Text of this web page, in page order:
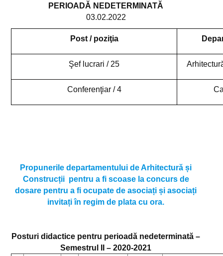
PERIOADĂ NEDETERMINATĂ
03.02.2022
Post / poziţia
Şef lucrari / 25
Conferenţiar / 4
Propunerile departamentului de Arhitectură și
Construcții pentru a fi scoase la concurs de
dosare pentru a fi ocupate de asociați și asociați
invitați în regim de plata cu ora.
Posturi didactice pentru perioadă nedeterminată –
Semestrul II – 2020-2021